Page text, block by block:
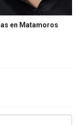
en Matamoros